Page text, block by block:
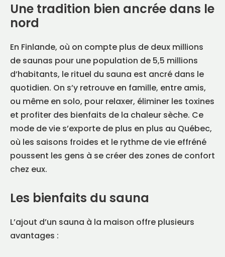
Une tradition bien ancrée dans le
nord
En Finlande, où on compte plus de deux millions
de saunas pour une population de 5,5 millions
d’habitants, le rituel du sauna est ancré dans le
quotidien. On s’y retrouve en famille, entre amis,
ou même en solo, pour relaxer, éliminer les toxines
et profiter des bienfaits de la chaleur sèche. Ce
mode de vie s’exporte de plus en plus au Québec,
où les saisons froides et le rythme de vie effréné
poussent les gens à se créer des zones de confort
chez eux.
Les bienfaits du sauna
L’ajout d’un sauna à la maison offre plusieurs
avantages :